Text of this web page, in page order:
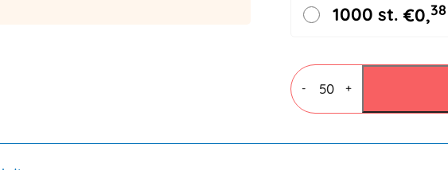
1000 st. €0,38
-
Postdozen
bruin
330x250x80mm
aantal
+